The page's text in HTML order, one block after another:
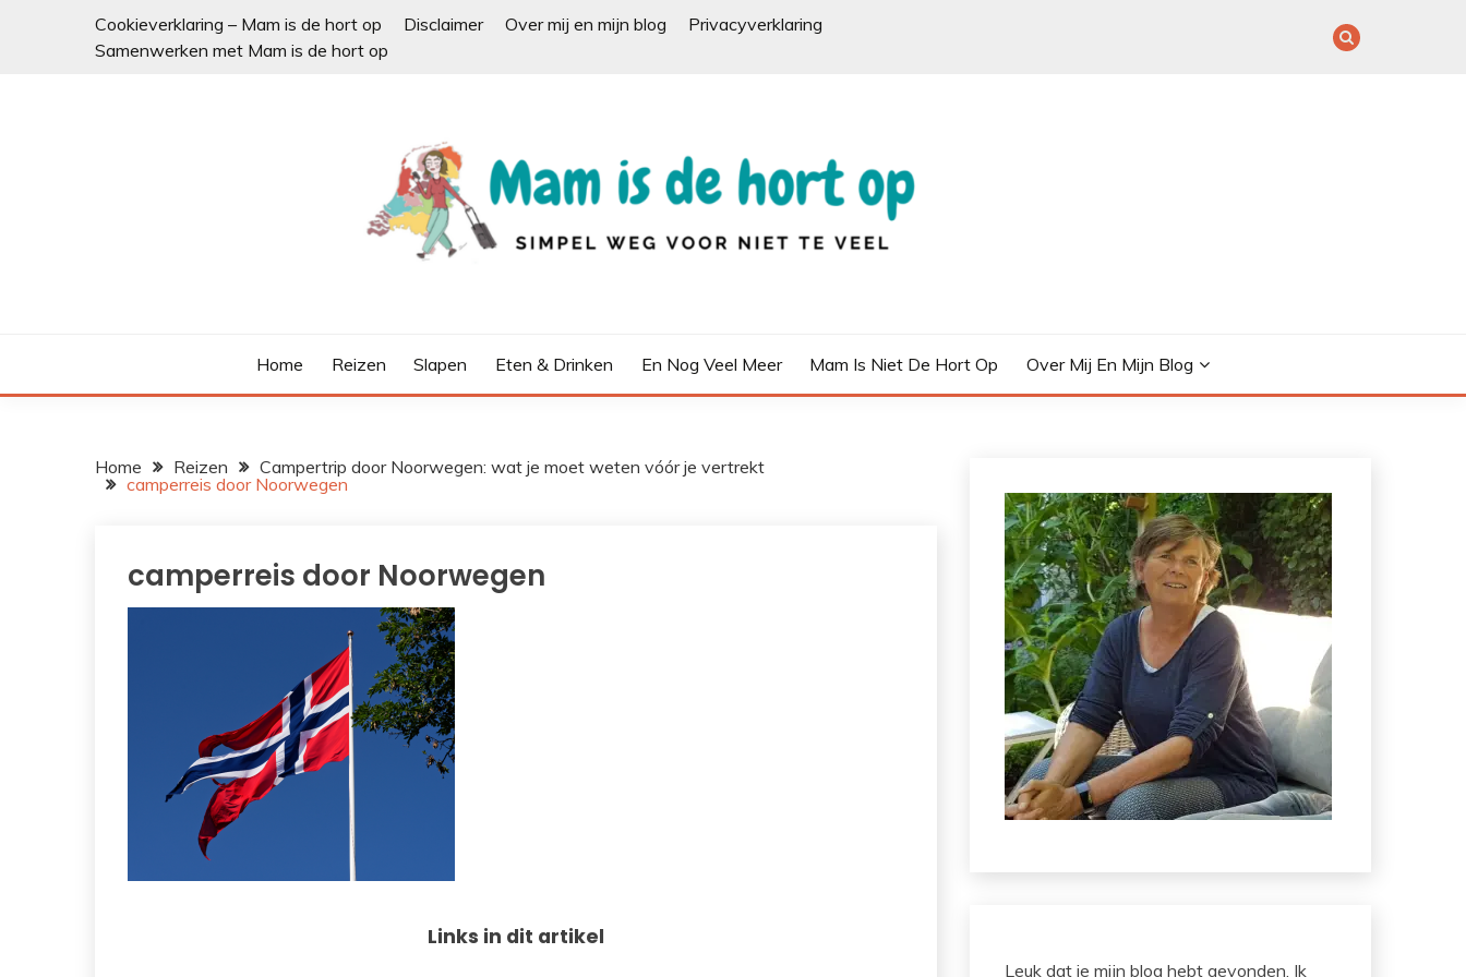
Cookieverklaring – Mam is de hort op Disclaimer Over mij en mijn blog
Privacyverklaring
Samenwerken met Mam is de hort op
Home Reizen Slapen Eten & Drinken En Nog Veel Meer Mam Is Niet De Hort Op Over Mij En Mijn Blog
Home Reizen
Campertrip door Noorwegen: wat je moet weten vóór je vertrekt
camperreis door Noorwegen
camperreis door Noorwegen
Links in dit artikel
Leuk dat je mijn blog hebt gevonden. Ik